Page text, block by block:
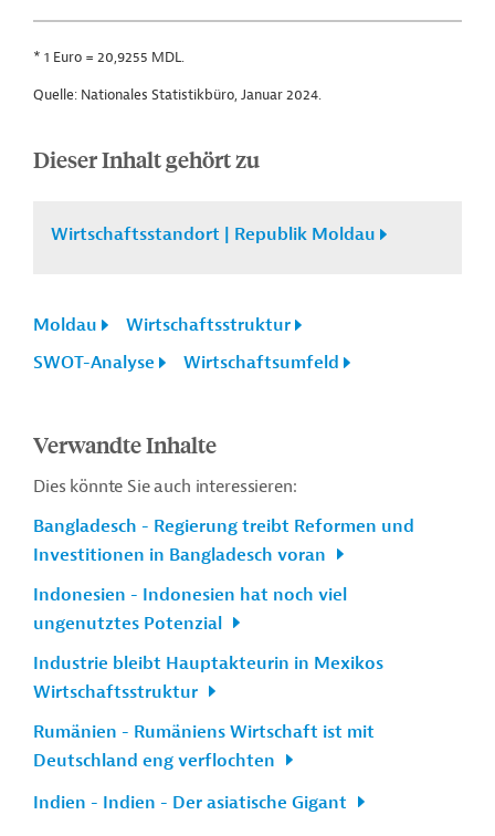
* 1 Euro = 20,9255 MDL.
Quelle: Nationales Statistikbüro, Januar 2024.
Dieser Inhalt gehört zu
Wirtschaftsstandort | Republik Moldau
Moldau
Wirtschaftsstruktur
SWOT-Analyse
Wirtschaftsumfeld
Verwandte Inhalte
Dies könnte Sie auch interessieren:
Bangladesch - Regierung treibt Reformen und
Investitionen in Bangladesch voran
Indonesien - Indonesien hat noch viel
ungenutztes Potenzial
Industrie bleibt Hauptakteurin in Mexikos
Wirtschaftsstruktur
Rumänien - Rumäniens Wirtschaft ist mit
Deutschland eng verflochten
Indien - Indien - Der asiatische Gigant